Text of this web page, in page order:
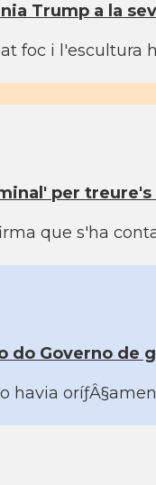
Trump a la
foc i
per
que s'ha
do Governo de
havia